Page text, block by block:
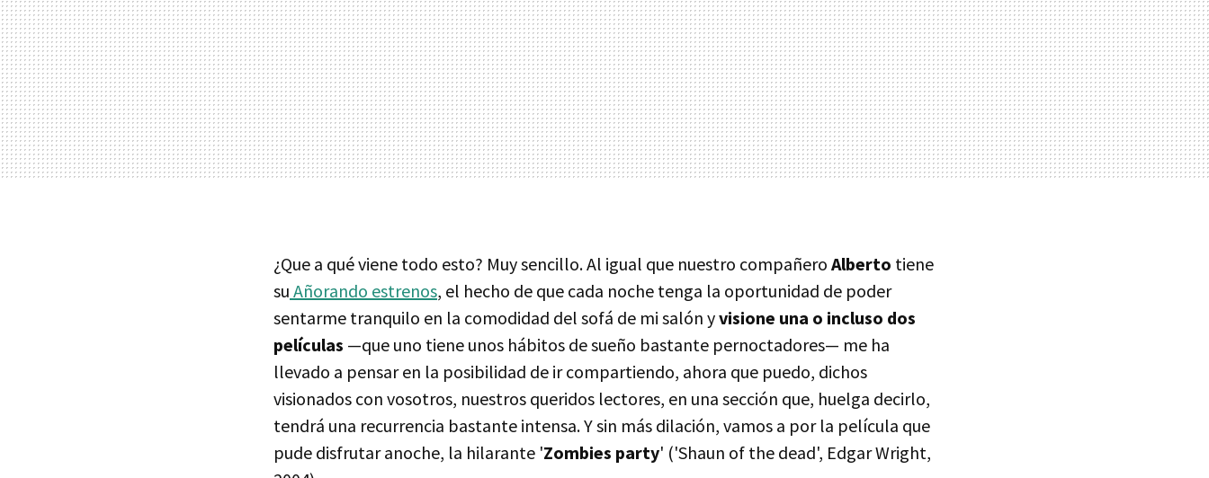
¿Que a qué viene todo esto? Muy sencillo. Al igual que nuestro compañero Alberto tiene
su Añorando estrenos, el hecho de que cada noche tenga la oportunidad de poder
sentarme tranquilo en la comodidad del sofá de mi salón yvisione una o incluso dos
películas —que uno tiene unos hábitos de sueño bastante pernoctadores— me ha
llevado a pensar en la posibilidad de ir compartiendo, ahora que puedo, dichos
visionados con vosotros, nuestros queridos lectores, en una sección que, huelga decirlo,
tendrá una recurrencia bastante intensa. Y sin más dilación, vamos a por la película que
pude disfrutar anoche, la hilarante 'Zombies party' ('Shaun of the dead', Edgar Wright,